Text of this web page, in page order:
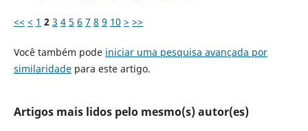
<< < 1 2 3 4 5 6 7 8 9 10 > >>
Você também pode iniciar uma pesquisa avançada por
similaridadepara este artigo.
Artigos mais lidos pelo mesmo(s) autor(es)